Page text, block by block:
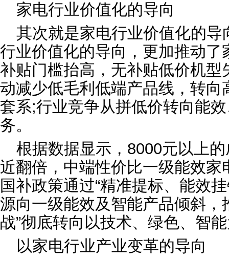
家电行业价值化的导向
其次就是家电行业价值化的
行业价值化的导向，更加推动
补贴门槛抬高，无补贴低价机
动减少低毛利低端产品线，转
套系;行业竞争从拼低价转向能
务。
根据数据显示，8000元以上
近翻倍，中端性价比一级能效
国补政策通过‌“精准提标、能效
源向一级能效及智能产品倾斜，
战”彻底转向以技术、绿色、智
以家电行业产业变革的导向